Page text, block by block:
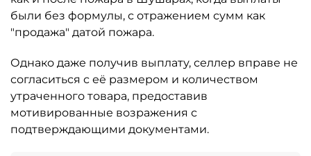
были без формулы, с отражением сумм как
"продажа" датой пожара.
Однако даже получив выплату, селлер вправе не
согласиться с её размером и количеством
утраченного товара, предоставив
мотивированные возражения с
подтверждающими документами.